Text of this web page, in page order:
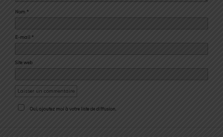
Nom *
E-mail *
Site web
Oui, ajoutez moi à votre liste de diffusion.